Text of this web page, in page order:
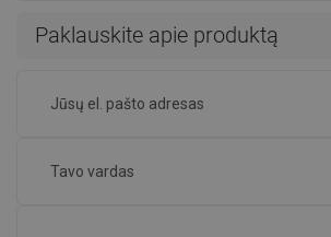
Paklauskite apie produktą